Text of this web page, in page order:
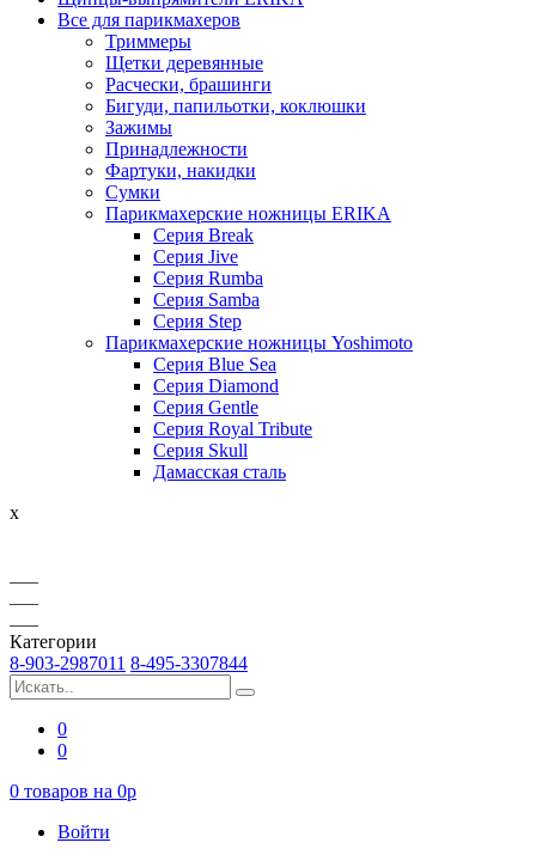
Все для парикмахеров
Триммеры
Щетки деревянные
Расчески, брашинги
Бигуди, папильотки, коклюшки
Зажимы
Принадлежности
Фартуки, накидки
Сумки
Парикмахерские ножницы ERIKA
Серия Break
Серия Jive
Серия Rumba
Серия Samba
Серия Step
Парикмахерские ножницы Yoshimoto
Серия Blue Sea
Серия Diamond
Серия Gentle
Серия Royal Tribute
Серия Skull
Дамасская сталь
x
Категории
8-903-2987011 8-495-3307844
0
0
0 товаров на 0p
Войти